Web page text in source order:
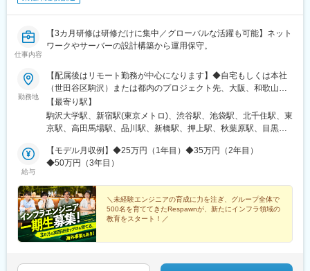
仕事内容
【3カ月研修は研修だけに集中／グローバルな活躍も可能】ネット
ワークやサーバーの設計構築から運用保守。
勤務地
【配属後はリモート勤務が中心になります】◆自宅もしくは本社
（世田谷区駒沢）または都内のプロジェクト先、大阪、和歌山
市、白浜町、長野市、海外（アメリカなど）※転居を伴う転勤はあ
りません。【本社】東京都世田谷区駒沢5-26-7 駒沢パークサイド
テラス ノース3F東急田園都市線「駒沢大学駅」より徒歩10分【和
【白浜ベース】和歌山県西牟婁郡白浜町才野 1622-1086 Office
Cloud 9 オフィス 4【実力をつけて働く自由を手に入れよう！】◆
結果を出せる人』なら、リモートでも何でもOKという時代です。
実力を磨いて、給与だけでなく働き方の自由も手に入れてくださ
い！【田舎で農業をしながらエンジニアという働き方も】◆実力
さえあれば、田舎に住んで農業しながら東京の案件を担当する
『半農半エンジニア（？）』みたいな働き方も可能。実際
部の写真もご覧ください！）。
【最寄り駅】
駒沢大学駅、新宿駅(東京メトロ)、渋谷駅、池袋駅、北千住駅、東
京駅、高田馬場駅、品川駅、新橋駅、押上駅、秋葉原駅、目黒
(東京都)、中野駅(東京都)、大門駅(東京都)、有楽町駅、吉祥寺
駅、日暮里駅(舎人ライナー)、五反田駅、三田駅(東京都)、中目黒
町駅、国分寺駅、立川駅、飯田橋駅、市ケ谷駅、小竹向原駅、錦
糸町駅、二子玉川駅、四ツ谷駅、自由が丘駅、新木場駅、森下駅
(東京都)、九段下駅、三軒茶屋駅、荻窪駅、春日駅(東京都)、日本
橋駅(東京都)、田町駅(東京都)、下北沢駅、神田駅(東京都)、和歌
山市駅、紀伊富田駅、新宿西口駅、東池袋駅、二重橋前駅、西早
駅(東京都)、蓮沼駅、稲荷町駅(東京都)、代々木八幡駅、浜松町
給与
【モデル月収例】◆25万円（1年目）◆35万円（2年目）
◆50万円（3年目）
＼未経験エンジニアの育成に力を注ぎ、グループ全体で
500名を育ててきたRespawnが、新たにインフラ領域の
教育をスタート！／